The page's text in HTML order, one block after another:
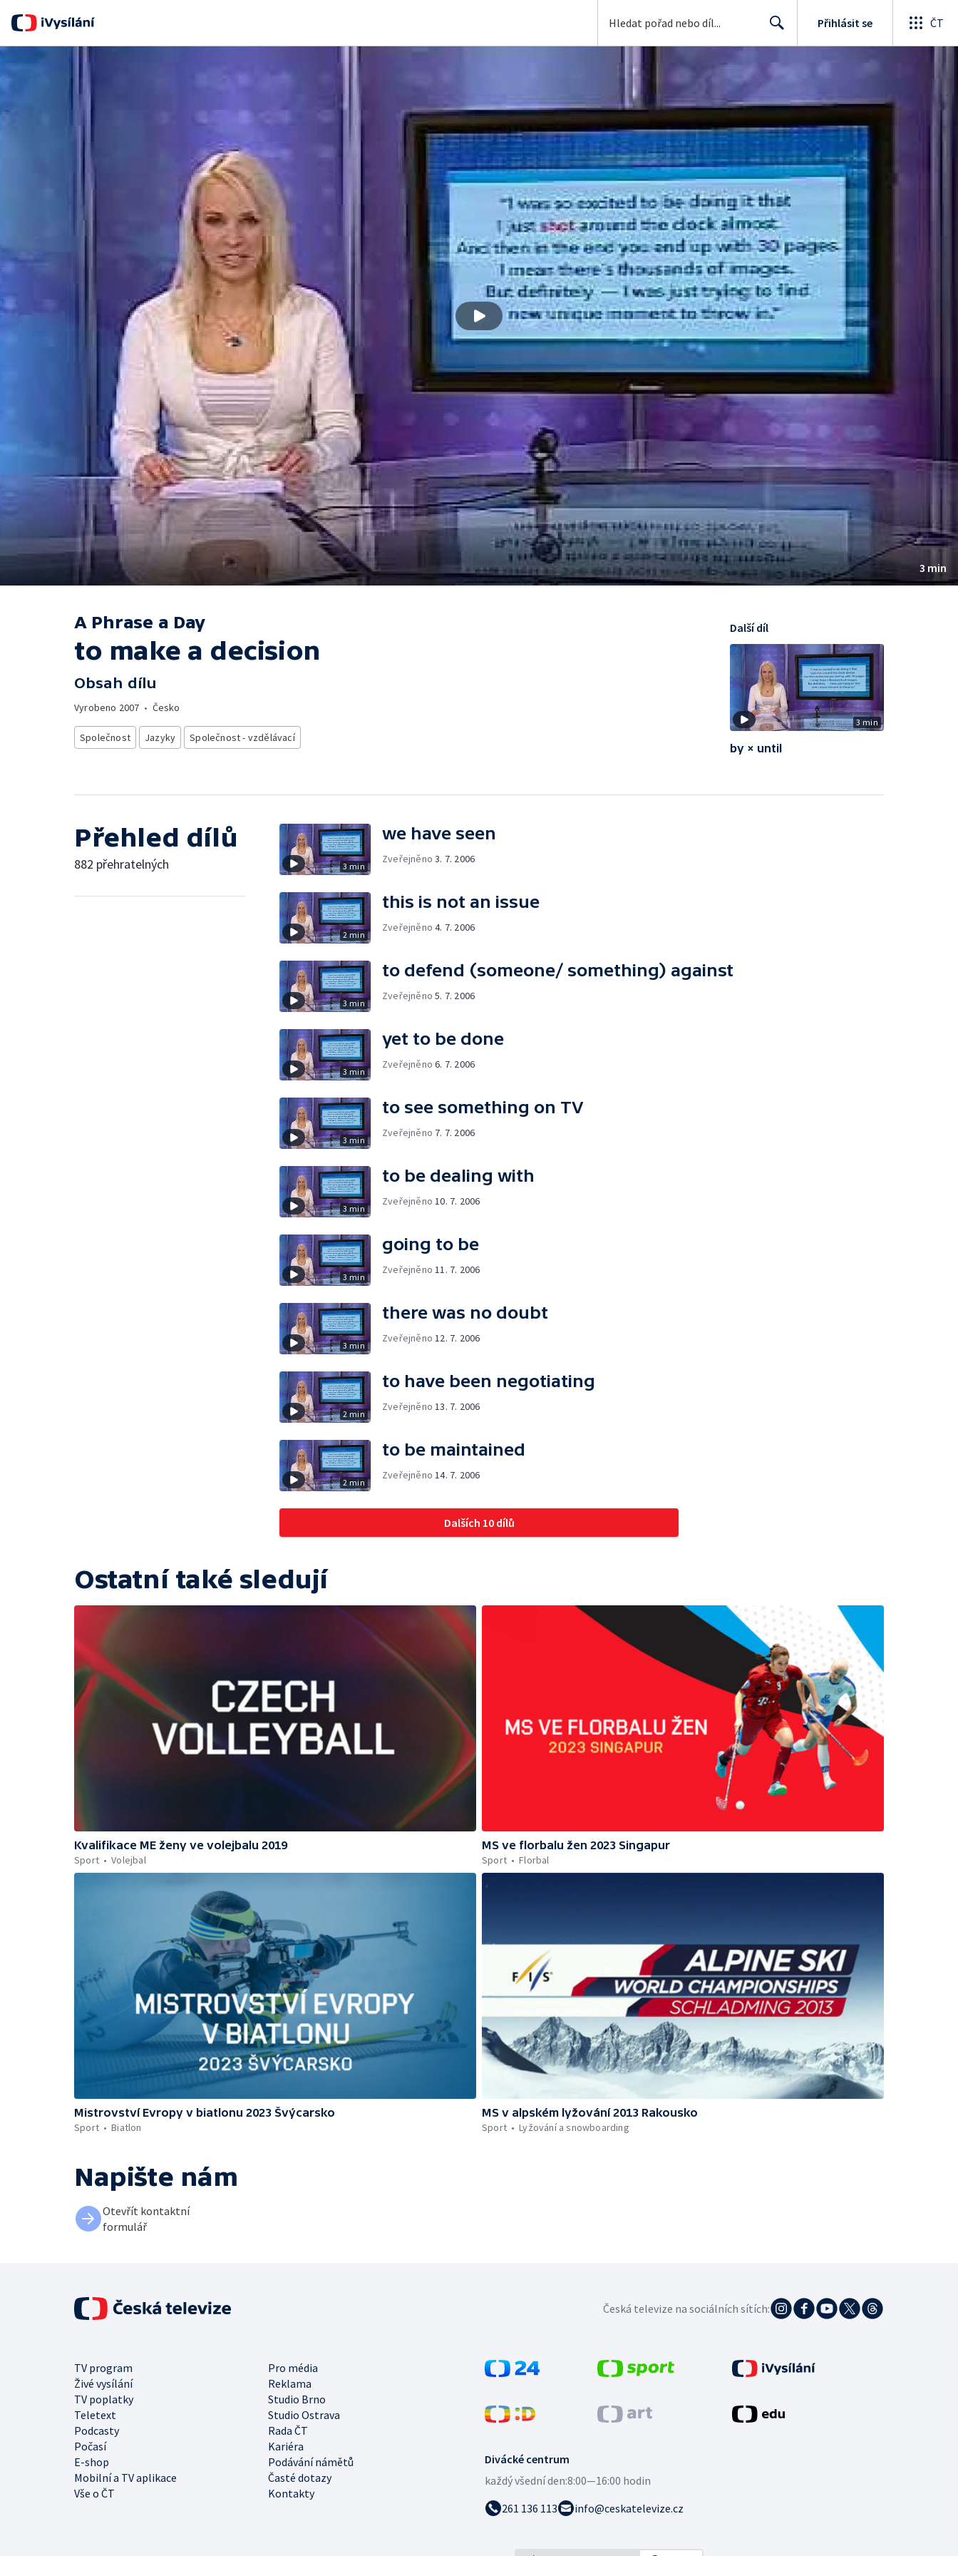
Přihlásit se ČT
3 min
A Phrase a Day
to make a decision
Obsah dílu
Vyrobeno 2007 • Česko
Společnost Jazyky Společnost - vzdělávací
3 min
Další díl
by × until
Přehled dílů
882 přehratelných 3 min
we have seen
Zveřejněno3. 7. 2006
2 min
this is not an issue
Zveřejněno4. 7. 2006
3 min
to defend (someone/ something) against
Zveřejněno5. 7. 2006
3 min
yet to be done
Zveřejněno6. 7. 2006
3 min
to see something on TV
Zveřejněno 7. 7. 2006
3 min
to be dealing with
Zveřejněno 10. 7. 2006
3 min
going to be
Zveřejněno 11. 7. 2006
3 min
there was no doubt
Zveřejněno 12. 7. 2006
2 min
to have been negotiating
Zveřejněno 13. 7. 2006
2 min
to be maintained
Zveřejněno 14. 7. 2006
Dalších 10 dílů
Ostatní také sledují
Kvalifikace ME ženy ve volejbalu 2019
Sport
Volejbal
MS ve florbalu žen 2023 Singapur
Sport
Florbal
Mistrovství Evropy v biatlonu 2023 Švýcarsko
Sport
Biatlon
MS v alpském lyžování 2013 Rakousko
Sport
Lyžování a snowboarding
Napište nám
Otevřít kontaktní
formulář
Divácké centrum
každý všední den:8:00—16:00 hodin
261 136 113
info@ceskatelevize.cz
TV program
Pro média
Živé vysílání
Reklama
TV poplatky
Studio Brno
Teletext
Studio Ostrava
Podcasty
Rada ČT
Počasí
Kariéra
E-shop
Podávání námětů
Mobilní a TV aplikace
Časté dotazy
Vše o ČT
Kontakty
Česká televize na sociálních sítích: